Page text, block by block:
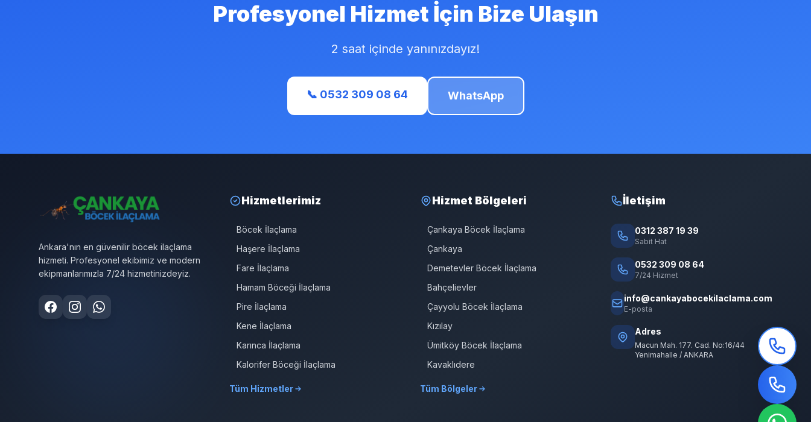
Profesyonel Hizmet İçin Bize Ulaşın
2 saat içinde yanınızdayız!
📞 0532 309 08 64 WhatsApp
Ankara'nın en güvenilir böcek ilaçlama
hizmeti. Profesyonel ekibimiz ve modern
ekipmanlarımızla 7/24 hizmetinizdeyiz.
Hizmetlerimiz
Böcek İlaçlama
Haşere İlaçlama
Fare İlaçlama
Hamam Böceği İlaçlama
Pire İlaçlama
Kene İlaçlama
Karınca İlaçlama
Kalorifer Böceği İlaçlama
Tüm Hizmetler
Hizmet Bölgeleri
Çankaya Böcek İlaçlama
Çankaya
Demetevler Böcek İlaçlama
Bahçelievler
Çayyolu Böcek İlaçlama
Kızılay
Ümitköy Böcek İlaçlama
Kavaklıdere
Tüm Bölgeler
İletişim
0312 387 19 39
Sabit Hat
0532 309 08 64
7/24 Hizmet
info@cankayabocekilaclama.com
E-posta
Adres
Macun Mah. 177. Cad. No:16/44
Yenimahalle / ANKARA